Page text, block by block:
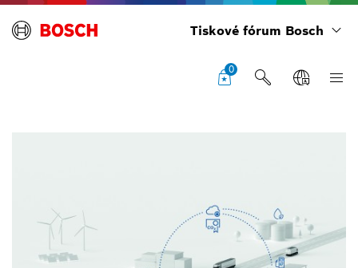
Tiskové fórum Bosch
0